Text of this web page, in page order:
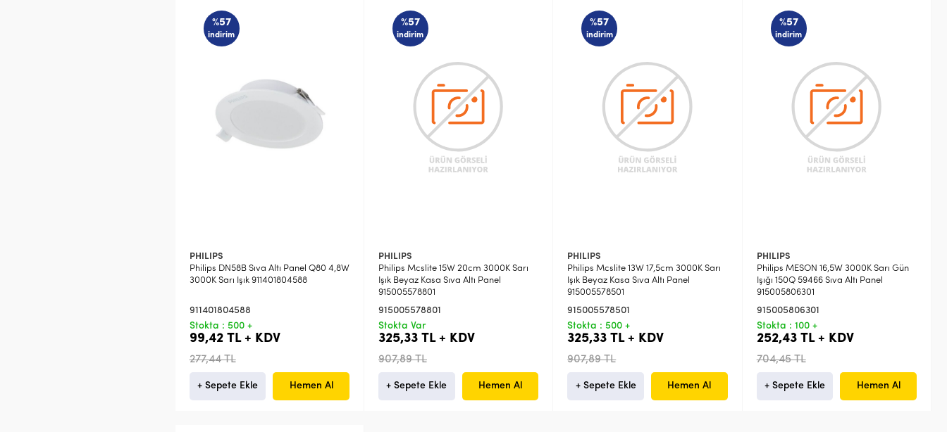
%57
indirim
PHILIPS
Philips DN58B Sıva Altı Panel Q80 4,8W
3000K Sarı Işık 911401804588
911401804588
Stokta : 500 +
99,42 TL + KDV
277,44 TL
+ Sepete Ekle Hemen Al
%57
indirim
PHILIPS
Philips Mcslite 15W 20cm 3000K Sarı
Işık Beyaz Kasa Sıva Altı Panel
915005578801
915005578801
Stokta Var
325,33 TL + KDV
907,89 TL
+ Sepete Ekle Hemen Al
%57
indirim
PHILIPS
Philips Mcslite 13W 17,5cm 3000K Sarı
Işık Beyaz Kasa Sıva Altı Panel
915005578501
915005578501
Stokta : 500 +
325,33 TL + KDV
907,89 TL
+ Sepete Ekle Hemen Al
%57
indirim
PHILIPS
Philips MESON 16,5W 3000K Sarı Gün
Işığı 150Q 59466 Sıva Altı Panel
915005806301
915005806301
Stokta : 100 +
252,43 TL + KDV
704,45 TL
+ Sepete Ekle Hemen Al